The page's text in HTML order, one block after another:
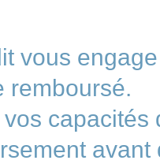
vous
remboursé.
capacités
avant